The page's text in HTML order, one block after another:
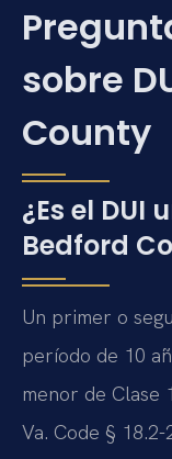
sobre
County
¿Es el DUI
Bedford
Un primer o
período de 10
menor de Clase
Va. Code §